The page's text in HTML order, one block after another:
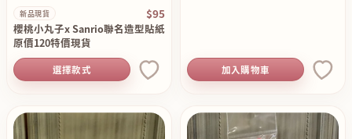
新品現貨 $95
櫻桃小丸子x Sanrio聯名造型貼紙
原價120特價現貨
選擇款式 加入購物車